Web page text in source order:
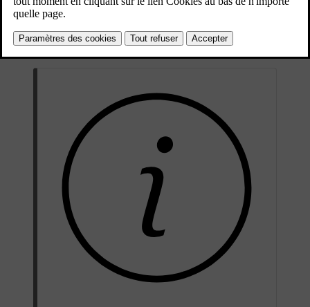
Durant la création, vous sélectionnez le tarif qui répond à vos
besoins, et vous pouvez également commander une carte de
recharge. Actuellement, une seule carte peut être associée à votre
compte.